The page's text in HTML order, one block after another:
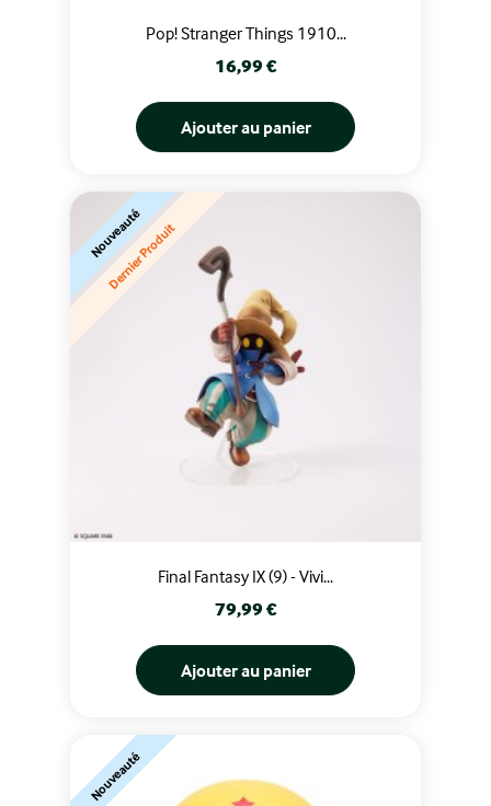
Pop! Stranger Things 1910...
Prix
16,99 €
Ajouter au panier
Final Fantasy IX (9) - Vivi...
Prix
79,99 €
Ajouter au panier
Nouveauté
Dernier Produit
Nouveauté